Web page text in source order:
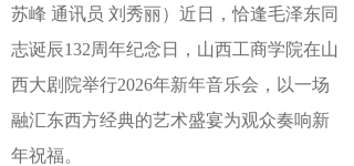
苏峰 通讯员 刘秀丽）近日，恰逢毛泽东同
志诞辰132周年纪念日，山西工商学院在山
西大剧院举行2026年新年音乐会，以一场
融汇东西方经典的艺术盛宴为观众奏响新
年祝福。